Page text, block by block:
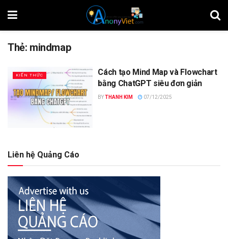
Thẻ: mindmap
KIẾN THỨC
Cách tạo Mind Map và Flowchart
bằng ChatGPT siêu đơn giản
BYTHANH KIM 07/12/2025
Liên hệ Quảng Cáo